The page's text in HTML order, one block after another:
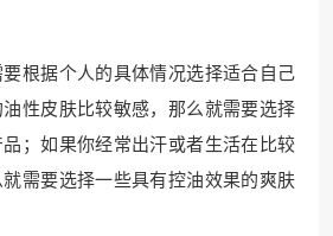
根据个人的具体情况选择适合自己
性皮肤比较敏感，那么就需要选择
；如果你经常出汗或者生活在比较
需要选择一些具有控油效果的爽肤